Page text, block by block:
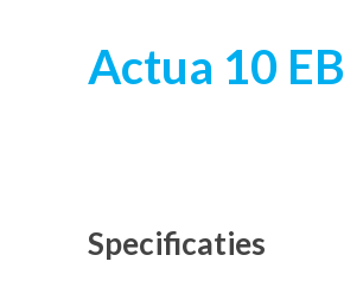
Actua 10 EB
Specificaties